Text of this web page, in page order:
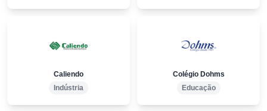
Caliendo
Indústria
Colégio Dohms
Educação